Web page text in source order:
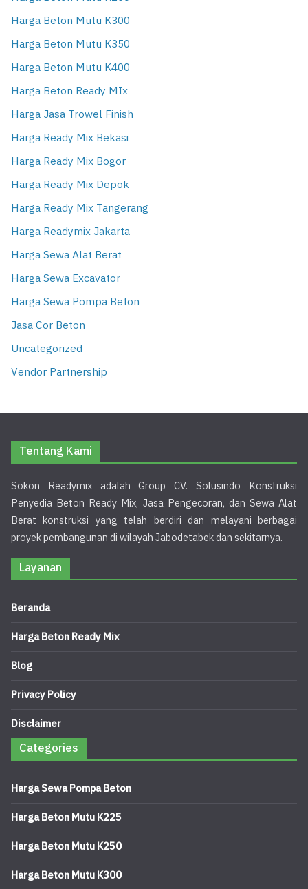
Harga Beton Mutu K300
Harga Beton Mutu K350
Harga Beton Mutu K400
Harga Beton Ready MIx
Harga Jasa Trowel Finish
Harga Ready Mix Bekasi
Harga Ready Mix Bogor
Harga Ready Mix Depok
Harga Ready Mix Tangerang
Harga Readymix Jakarta
Harga Sewa Alat Berat
Harga Sewa Excavator
Harga Sewa Pompa Beton
Jasa Cor Beton
Uncategorized
Vendor Partnership
Tentang Kami
Sokon Readymix adalah Group CV. Solusindo Konstruksi
Penyedia Beton Ready Mix, Jasa Pengecoran, dan Sewa Alat
Berat konstruksi yang telah berdiri dan melayani berbagai
proyek pembangunan di wilayah Jabodetabek dan sekitarnya.
Layanan
Beranda
Harga Beton Ready Mix
Blog
Privacy Policy
Disclaimer
Categories
Harga Sewa Pompa Beton
Harga Beton Mutu K225
Harga Beton Mutu K250
Harga Beton Mutu K300